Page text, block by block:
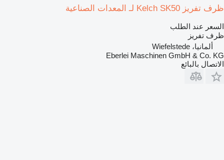
ظرف تفريز Kelch SK50 لـ المعدات الصناعية
السعر عند الطلب
ظرف تفريز
ألمانيا، Wiefelstede
Eberlei Maschinen GmbH & Co. KG
الاتصال بالبائع